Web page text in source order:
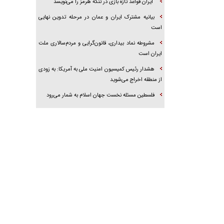
ایران قواعد تازه بازی در تنگه هرمز را می‌نویسد
بیانیه مشترک ایران و عمان در مرحله تدوین نهایی
است
مشروطه نماد بیداری، قانون‌گرایی و مردم‌سالاری ملت
ایران است
هشدار رئیس کمیسیون امنیت ملی به آمریکا: به زودی
از منطقه اخراج می‌شوید
فلسطین مسئله نخست جهان اسلام به شمار می‌رود